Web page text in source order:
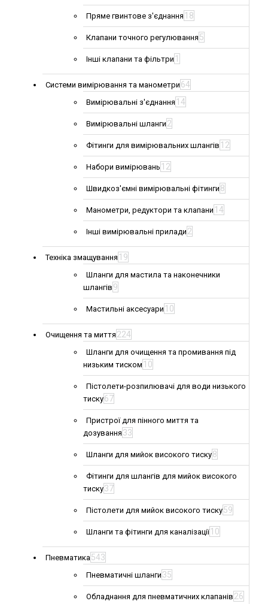
Пряме гвинтове з'єднання 18
Клапани точного регулювання 5
Інші клапани та фільтри 1
Системи вимірювання та манометри 64
Вимірювальні з'єднання 14
Вимірювальні шланги 2
Фітинги для вимірювальних шлангів 12
Набори вимірювань 12
Швидкоз'ємні вимірювальні фітинги 8
Манометри, редуктори та клапани 14
Інші вимірювальні прилади 2
Техніка змащування 19
Шланги для мастила та наконечники
шлангів 9
Мастильні аксесуари 10
Очищення та миття 224
Шланги для очищення та промивання під
низьким тиском 10
Пістолети-розпилювачі для води низького
тиску67
Пристрої для пінного миття та
дозування 33
Шланги для мийок високого тиску8
Фітинги для шлангів для мийок високого
тиску37
Пістолети для мийок високого тиску59
Шланги та фітинги для каналізації 10
Пневматика543
Пневматичні шланги 35
Обладнання для пневматичних клапанів 26